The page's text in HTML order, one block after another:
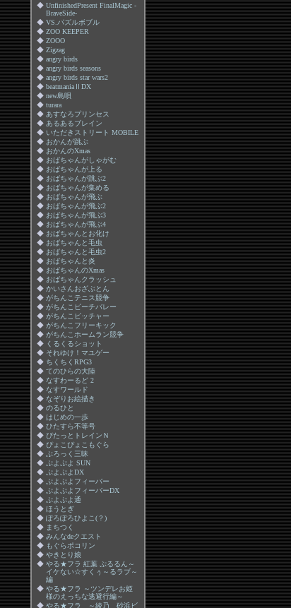
◆ UnfinishedPresent FinalMagic -
BraveSide-
◆ VS.パズルボブル
◆ ZOO KEEPER
◆ ZOOO
◆ Zigzag
◆ angry birds
◆ angry birds seasons
◆ angry birds star wars2
◆ beatmaniaⅡDX
◆ new島唄
◆ turara
◆ あすなろプリンセス
◆ あるあるブレイン
◆ いただきストリート MOBILE
◆ おかんが跳ぶ
◆ おかんのXmas
◆ おばちゃんがしゃがむ
◆ おばちゃんが上る
◆ おばちゃんが跳ぶ2
◆ おばちゃんが集める
◆ おばちゃんが飛ぶ
◆ おばちゃんが飛ぶ2
◆ おばちゃんが飛ぶ3
◆ おばちゃんが飛ぶ4
◆ おばちゃんとお化け
◆ おばちゃんと毛虫
◆ おばちゃんと毛虫2
◆ おばちゃんと炎
◆ おばちゃんのXmas
◆ おばちゃんクラッシュ
◆ かいさんおざぶとん
◆ がちんこテニス競争
◆ がちんこビーチバレー
◆ がちんこピッチャー
◆ がちんこフリーキック
◆ がちんこホームラン競争
◆ くるくるショット
◆ それゆけ！マユゲー
◆ ちくちくRPG3
◆ てのひらの大陸
◆ なすわーるど 2
◆ なすワールド
◆ なぞりお絵描き
◆ のるひと
◆ はじめの一歩
◆ ひたすら不等号
◆ ぴたっとトレインＮ
◆ ぴょこぴょこもぐら
◆ ぶろっく三昧
◆
ぷよぷよ SUN
◆
ぷよぷよDX
◆
ぷよぷよフィーバー
◆
ぷよぷよフィーバーDX
◆
ぷよぷよ通
◆ ほうとぎ
◆ ぽろぽろひよこ(？)
◆ まちつく
◆ みんなdeクエスト
◆ もぐらポコリン
◆ やきとり娘
◆ やる★フラ 紅葉 ぷるるん～
イケない☆すくぅ～るラブ～
編
◆ やる★フラ ～ツンデレお姫
様のえっちな逃避行編～
◆ やる★フラ ～綾乃 砂浜ビ